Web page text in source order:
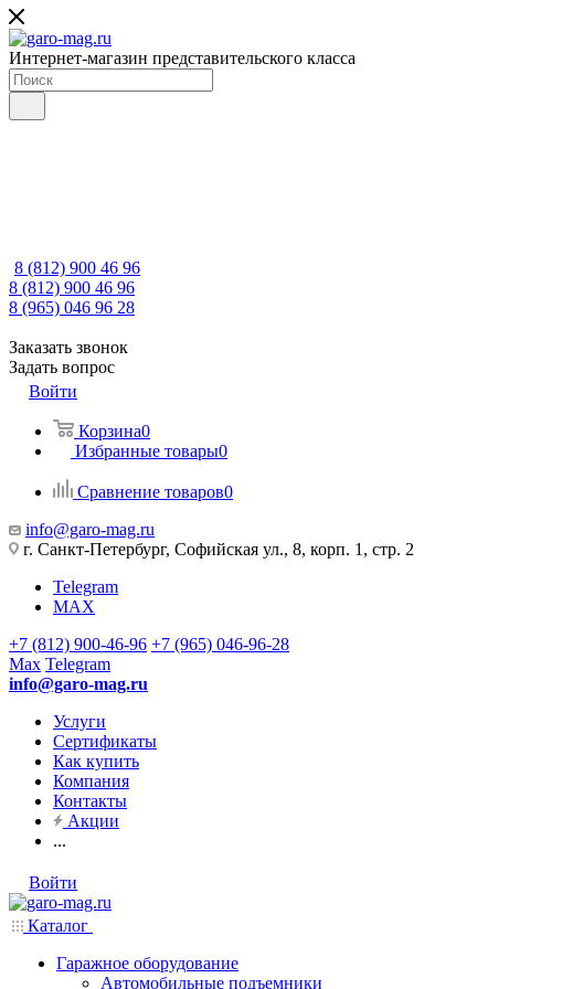
Интернет-магазин представительского класса
8 (812) 900 46 96
8 (812) 900 46 96
8 (965) 046 96 28
Заказать звонок
Задать вопрос
Войти
Корзина0
Избранные товары0
Сравнение товаров0
info@garo-mag.ru
г. Санкт-Петербург, Софийская ул., 8, корп. 1, стр. 2
Telegram
MAX
+7 (812) 900-46-96 +7 (965) 046-96-28
Max Telegram
info@garo-mag.ru
Услуги
Сертификаты
Как купить
Компания
Контакты
Акции
...
Войти
Каталог
Гаражное оборудование
Автомобильные подъемники